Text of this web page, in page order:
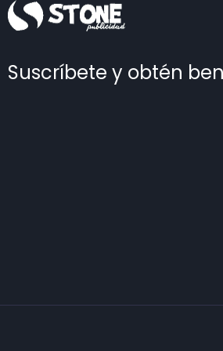
Suscríbete y obtén